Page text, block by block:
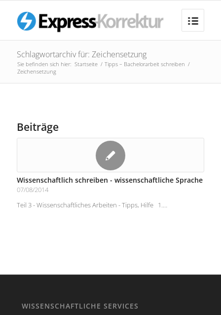
Schlagwortarchiv für: Zeichensetzung
Sie befinden sich hier: Startseite / Tipps – Bachelorarbeit schreiben /
Zeichensetzung
Beiträge
Wissenschaftlich schreiben - wissenschaftliche Sprache
07/08/2014
Teil 3 - Wissenschaftliches Arbeiten - Tipps, Hilfe 1.…
WISSENSCHAFTLICHE SERVICES